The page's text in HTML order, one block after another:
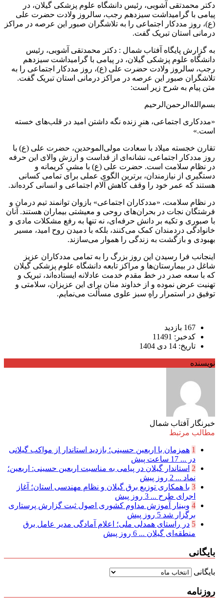
دکتر محمدتقی آشوبی، رئیس دانشگاه علوم پزشکی گیلان، در
پیامی با گرامیداشت سیزدهم رجب، سالروز ولادت حضرت علی
(ع)، روز مددکار اجتماعی را به تلاشگران صبور این عرصه در مراکز
درمانی استان تبریک گفت.
به گزارش پایگاه آفتاب شمال : دکتر محمدتقی آشوبی، رئیس
دانشگاه علوم پزشکی گیلان، در پیامی با گرامیداشت سیزدهم
رجب، سالروز ولادت حضرت علی (ع)، روز مددکار اجتماعی را به
تلاشگران صبور این عرصه در مراکز درمانی استان تبریک گفت.
متن پیام به شرح زیر است:
بسم‌الله‌الرحمن‌الرحیم
«مددکاری اجتماعی، هنرِ زنده نگه داشتن امید در قلب‌های خسته
است.»
تقارن خجسته میلاد با سعادت مولی‌الموحدین، حضرت علی (ع) با
روز مددکار اجتماعی، نشانه‌ای از قداست و ارزش والای این حرفه
در نظام سلامت است. حضرت علی (ع) با مشیِ کریمانه و
دستگیری از نیازمندان، برترین الگوی عملی برای تمامی کسانی
هستند که عمر خود را وقف کاهش آلام اجتماعی و انسانی کرده‌اند.
در نظام سلامت، «مددکاران اجتماعی» بازوان توانمند تیم درمان و
فرشتگان نجات در بحران‌های روحی و معیشتی بیماران هستند. آنان
با صبوری و تکیه بر دانش حرفه‌ای، نه تنها به رفع مشکلات مادی و
خانوادگی دردمندان کمک می‌کنند، بلکه با دمیدن روح امید، مسیر
بهبودی و بازگشت به زندگی را هموار می‌سازند.
اینجانب فرا رسیدن این روز بزرگ را به تمامی مددکاران عزیز
شاغل در بیمارستان‌ها و مراکز تابعه دانشگاه علوم پزشکی گیلان
که با سعه صدر در خط مقدم خدمت عادلانه ایستاده‌اند، تبریک و
تهنیت عرض نموده و از خداوند منان برای این عزیزان، سلامتی و
توفیق در استمرار راهِ سبز علوی مسألت می‌نمایم.
167 بازدید
کدخبر: 11491
تاریخ: 14 دی 1404
نویسنده
خبرنگار آفتاب شمال
مطالب مرتبط
1 همزمان با اربعین حسینی؛ بازدید استاندار از مواکب گیلانی
در ... 17 ساعت پیش
2 استاندار گیلان در پیامی به مناسبت اربعین حسینی: اربعین؛
نماد ... 2 روز پیش
3 با همکاری توزیع برق گیلان و نظام مهندسی استان؛ آغاز
اجرای طرح ... 3 روز پیش
4 وبینار آموزش مداوم کشوری اصول ثبت گزارش پرستاری
برگزار شد 5 روز پیش
5 در راستای همدلی ملی؛ اعلام آمادگی مدیر عامل برق
منطقه‌ای گیلان ... 6 روز پیش
بایگانی
بایگانی
روزنامه